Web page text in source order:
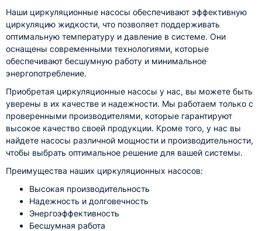
Наши циркуляционные насосы обеспечивают эффективную
циркуляцию жидкости, что позволяет поддерживать
оптимальную температуру и давление в системе. Они
оснащены современными технологиями, которые
обеспечивают бесшумную работу и минимальное
энергопотребление.
Приобретая циркуляционные насосы у нас, вы можете быть
уверены в их качестве и надежности. Мы работаем только с
проверенными производителями, которые гарантируют
высокое качество своей продукции. Кроме того, у нас вы
найдете насосы различной мощности и производительности,
чтобы выбрать оптимальное решение для вашей системы.
Преимущества наших циркуляционных насосов:
Высокая производительность
Надежность и долговечность
Энергоэффективность
Бесшумная работа